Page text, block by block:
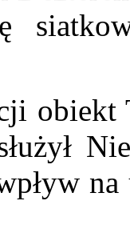
obiekt